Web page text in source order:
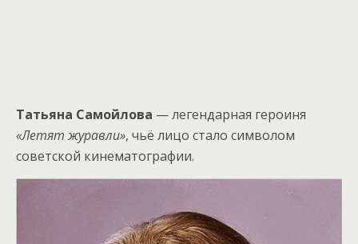
Татьяна Самойлова — легендарная героиня
«Летят журавли», чьё лицо стало символом
советской кинематографии.